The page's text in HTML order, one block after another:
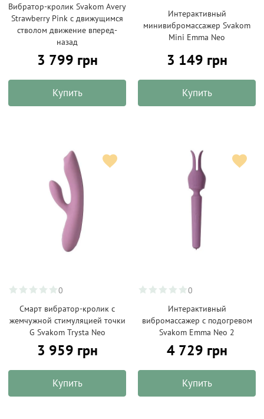
Вибратор-кролик Svakom Avery
Strawberry Pink с движущимся
стволом движение вперед-
назад
3 799 грн
Купить
Интерактивный
минивибромассажер Svakom
Mini Emma Neo
3 149 грн
Купить
0
Смарт вибратор-кролик с
жемчужной стимуляцией точки
G Svakom Trysta Neo
3 959 грн
Купить
0
Интерактивный
вибромассажер с подогревом
Svakom Emma Neo 2
4 729 грн
Купить